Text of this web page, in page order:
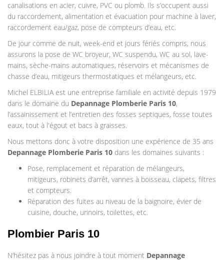
canalisations en acier, cuivre, PVC ou plomb. Ils s’occupent aussi
du raccordement, alimentation et évacuation pour machine à laver,
raccordement eau/gaz, pose de compteurs d’eau, etc.
De jour comme de nuit, week-end et jours fériés compris, nous
assurons la pose de WC broyeur, WC suspendu, WC au sol, lave-
mains, sèche-mains automatiques, réservoirs et mécanismes de
chasse d’eau, mitigeurs thermostatiques et mélangeurs, etc.
Michel ELBILIA est une entreprise familiale en activité depuis 1979
dans le domaine du Depannage Plomberie Paris 10,
l’assainissement et l’entretien des fosses septiques, fosse toutes
eaux, tout à l'égout et bacs à graisses.
Nous mettons donc à votre disposition une expérience de 35 ans
Depannage Plomberie Paris 10 dans les domaines suivants :
Pose, remplacement et réparation de mélangeurs,
mitigeurs, robinets d’arrêt, vannes à boisseau, clapets, filtres
et compteurs.
Réparation des fuites au niveau de la baignoire, évier de
cuisine, douche, urinoirs, toilettes, etc.
Plombier Paris 10
N’hésitez pas à nous joindre à tout moment Depannage